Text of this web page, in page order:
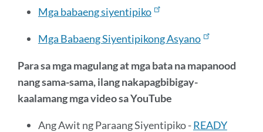
Mga babaeng siyentipiko
Mga Babaeng Siyentipikong Asyano
Para sa mga magulang at mga bata na mapanood
nang sama-sama, ilang nakapagbibigay-
kaalamang mga video sa YouTube
Ang Awit ng Paraang Siyentipiko -READY